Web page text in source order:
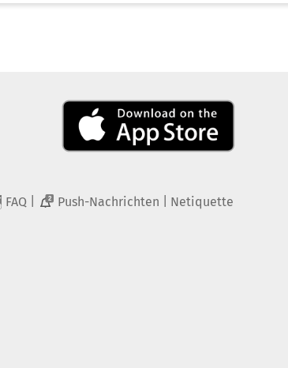
FAQ 2 Push-Nachrichten Netiquette